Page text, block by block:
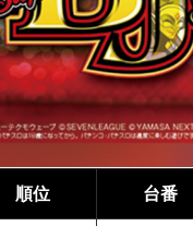
順位 台番